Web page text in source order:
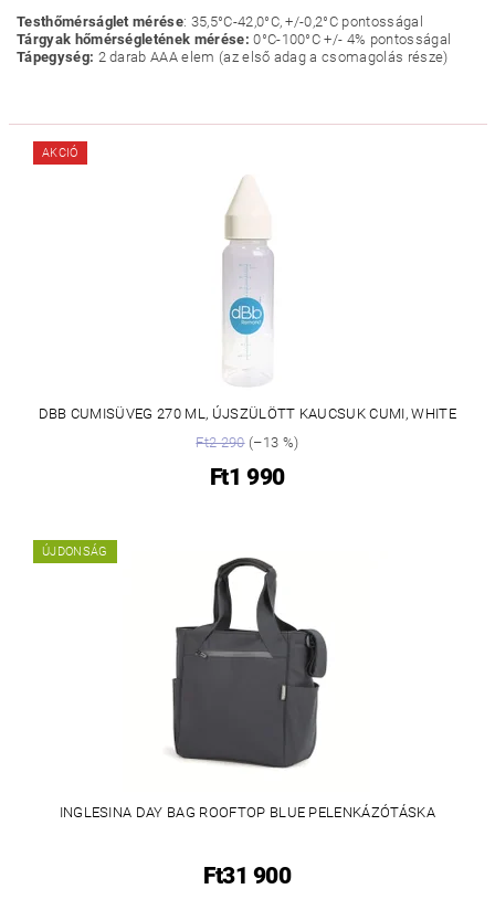
Testhőmérságlet mérése: 35,5°C-42,0°C, +/-0,2°C pontosságal
Tárgyak hőmérségletének mérése: 0°C-100°C +/- 4% pontosságal
Tápegység: 2 darab AAA elem (az első adag a csomagolás része)
AKCIÓ
DBB CUMISÜVEG 270 ML, ÚJSZÜLÖTT KAUCSUK CUMI, WHITE
Ft2 290(–13 %)
Ft1 990
ÚJDONSÁG
INGLESINA DAY BAG ROOFTOP BLUE PELENKÁZÓTÁSKA
Ft31 900